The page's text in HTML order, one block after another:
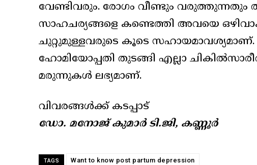
വേണ്ടിവരും. രോഗം വീണ്ടും വരുത്തുന്നതും
സാഹചര്യങ്ങളെ കണ്ടെത്തി അവയെ
ചുറ്റുമുള്ളവരുടെ കൂടെ
ഹോമിയോപ്പതി തുടങ്ങി എല്ലാ
മരുന്നുകൾ ലഭ്യമാണ്.
വിവരങ്ങൾക്ക് കടപ്പാട്
ഡോ. മനോജ് കുമാർ ടി.ജി, കണ്ണൂർ
TAGS Want to know post partum depression